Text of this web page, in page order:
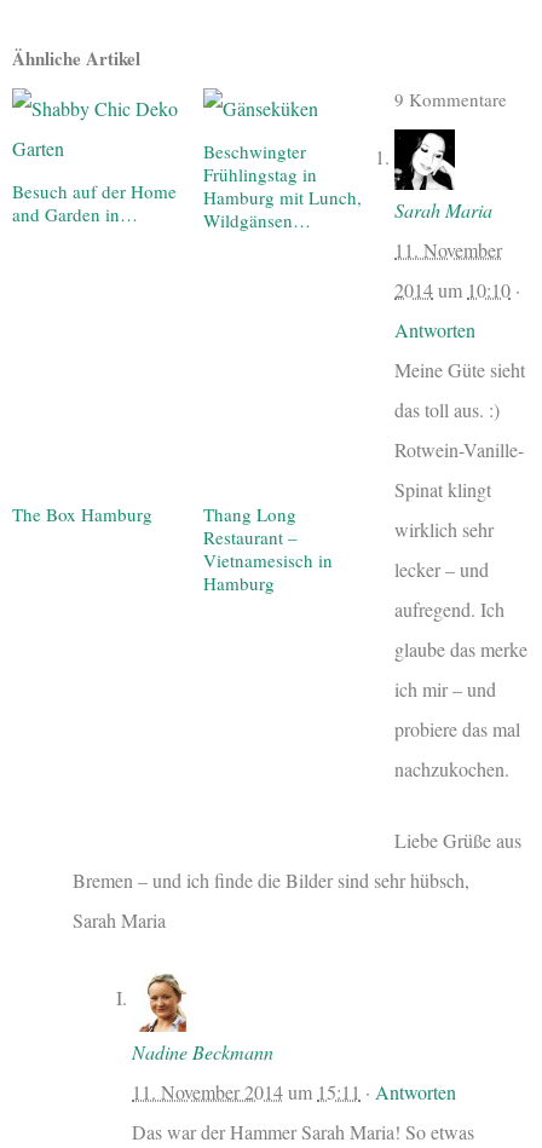
Ähnliche Artikel
Besuch auf der Home
and Garden in…
Beschwingter
Frühlingstag in
Hamburg mit Lunch,
Wildgänsen…
The Box Hamburg
Thang Long
Restaurant –
Vietnamesisch in
Hamburg
9 Kommentare
Sarah Maria
11. November
2014um 10:10 ·
Antworten
Meine Güte sieht
das toll aus. :)
Rotwein-Vanille-
Spinat klingt
wirklich sehr
lecker – und
aufregend. Ich
glaube das merke
ich mir – und
probiere das mal
nachzukochen.
Liebe Grüße aus
Bremen – und ich finde die Bilder sind sehr hübsch,
Sarah Maria
Nadine Beckmann
11. November 2014um 15:11 · Antworten
Das war der Hammer Sarah Maria! So etwas